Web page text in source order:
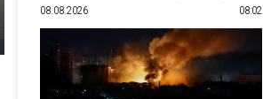
08.08.2026 08:02